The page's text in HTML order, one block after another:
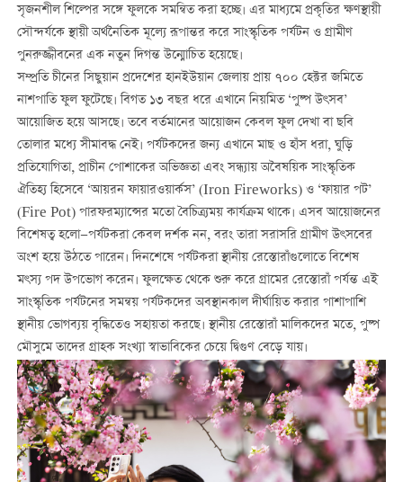
সৃজনশীল শিল্পের সঙ্গে ফুলকে সমন্বিত করা হচ্ছে। এর মাধ্যমে প্রকৃতির ক্ষণস্থায়ী
সৌন্দর্যকে স্থায়ী অর্থনৈতিক মূল্যে রূপান্তর করে সাংস্কৃতিক পর্যটন ও গ্রামীণ
পুনরুজ্জীবনের এক নতুন দিগন্ত উন্মোচিত হয়েছে।
সম্প্রতি চীনের সিছুয়ান প্রদেশের হানইউয়ান জেলায় প্রায় ৭০০ হেক্টর জমিতে
নাশপাতি ফুল ফুটেছে। বিগত ১৩ বছর ধরে এখানে নিয়মিত ‘পুষ্প উৎসব’
আয়োজিত হয়ে আসছে। তবে বর্তমানের আয়োজন কেবল ফুল দেখা বা ছবি
তোলার মধ্যে সীমাবদ্ধ নেই। পর্যটকদের জন্য এখানে মাছ ও হাঁস ধরা, ঘুড়ি
প্রতিযোগিতা, প্রাচীন পোশাকের অভিজ্ঞতা এবং সন্ধ্যায় অবৈষয়িক সাংস্কৃতিক
ঐতিহ্য হিসেবে ‘আয়রন ফায়ারওয়ার্কস’ (Iron Fireworks) ও ‘ফায়ার পট’
(Fire Pot) পারফরম্যান্সের মতো বৈচিত্র্যময় কার্যক্রম থাকে। এসব আয়োজনের
বিশেষত্ব হলো—পর্যটকরা কেবল দর্শক নন, বরং তারা সরাসরি গ্রামীণ উৎসবের
অংশ হয়ে উঠতে পারেন। দিনশেষে পর্যটকরা স্থানীয় রেস্তোরাঁগুলোতে বিশেষ
মৎস্য পদ উপভোগ করেন। ফুলক্ষেত থেকে শুরু করে গ্রামের রেস্তোরাঁ পর্যন্ত এই
সাংস্কৃতিক পর্যটনের সমন্বয় পর্যটকদের অবস্থানকাল দীর্ঘায়িত করার পাশাপাশি
স্থানীয় ভোগব্যয় বৃদ্ধিতেও সহায়তা করছে। স্থানীয় রেস্তোরাঁ মালিকদের মতে, পুষ্প
মৌসুমে তাদের গ্রাহক সংখ্যা স্বাভাবিকের চেয়ে দ্বিগুণ বেড়ে যায়।